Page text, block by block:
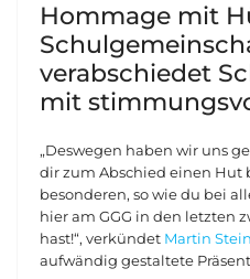
Hommage mit
verabschiedet
mit
„Deswegen haben wir uns
dir zum Abschied einen Hut
besonderen, so wie du bei
hier am GGG in den letzten
hast!“, verkündet Martin Stein
aufwändig gestaltete